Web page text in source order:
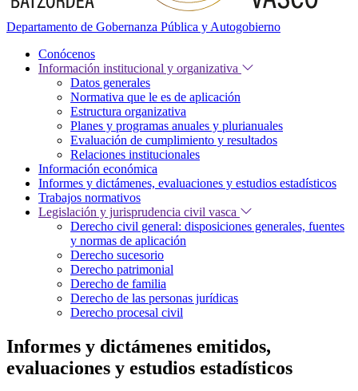
Departamento de Gobernanza Pública y Autogobierno
Conócenos
Información institucional y organizativa
Datos generales
Normativa que le es de aplicación
Estructura organizativa
Planes y programas anuales y plurianuales
Evaluación de cumplimiento y resultados
Relaciones institucionales
Información económica
Informes y dictámenes, evaluaciones y estudios estadísticos
Trabajos normativos
Legislación y jurisprudencia civil vasca
Derecho civil general: disposiciones generales, fuentes
y normas de aplicación
Derecho sucesorio
Derecho patrimonial
Derecho de familia
Derecho de las personas jurídicas
Derecho procesal civil
Informes y dictámenes emitidos,
evaluaciones y estudios estadísticos